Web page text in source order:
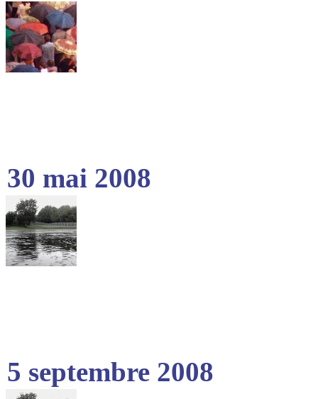
30 mai 2008
5 septembre 2008